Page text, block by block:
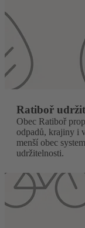
Ratiboř
Obec Ratiboř
odpadů, krajiny i
menší obec
udržitelnosti.